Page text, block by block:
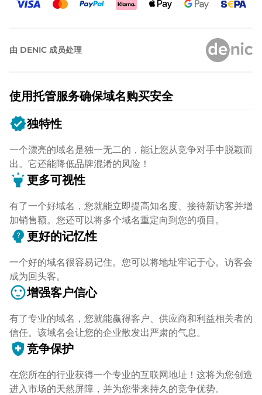
由 DENIC 成员处理
使用托管服务确保域名购买安全
verified独特性
一个漂亮的域名是独一无二的，能让您从竞争对手中脱颖而
出。它还能降低品牌混淆的风险！
highlight更多可视性
有了一个好域名，您就能立即提高知名度、接待新访客并增
加销售额。您还可以将多个域名重定向到您的项目。
psychology_alt 更好的记忆性
一个好的域名很容易记住。您可以将地址牢记于心。访客会
成为回头客。
sentiment_satisfied增强客户信心
有了专业的域名，您就能赢得客户、供应商和利益相关者的
信任。该域名会让您的企业散发出严肃的气息。
health_and_safety 竞争保护
在您所在的行业获得一个专业的互联网地址！这将为您创造
进入市场的天然屏障，并为您带来持久的竞争优势。